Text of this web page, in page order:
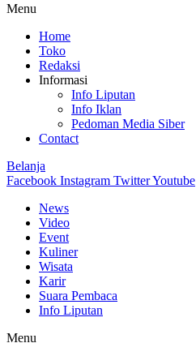
Menu
Home
Toko
Redaksi
Informasi
Info Liputan
Info Iklan
Pedoman Media Siber
Contact
Belanja
Facebook Instagram TwitterYoutube
News
Video
Event
Kuliner
Wisata
Karir
Suara Pembaca
Info Liputan
Menu